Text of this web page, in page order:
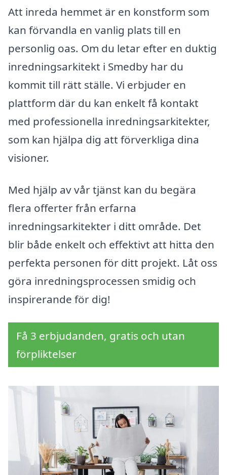
Att inreda hemmet är en konstform som
kan förvandla en vanlig plats till en
personlig oas. Om du letar efter en duktig
inredningsarkitekt i Smedby har du
kommit till rätt ställe. Vi erbjuder en
plattform där du kan enkelt få kontakt
med professionella inredningsarkitekter,
som kan hjälpa dig att förverkliga dina
visioner.
Med hjälp av vår tjänst kan du begära
flera offerter från erfarna
inredningsarkitekter i ditt område. Det
blir både enkelt och effektivt att hitta den
perfekta personen för ditt projekt. Låt oss
göra inredningsprocessen smidig och
inspirerande för dig!
Få 3 erbjudanden, gratis och utan
förpliktelser